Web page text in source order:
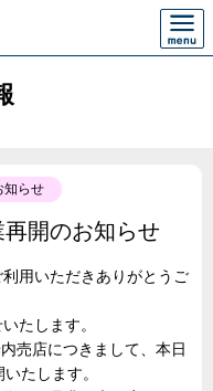
知らせ
再開のお知らせ
用いただきありがとうご
たします。
売店につきまして、本日
たします。